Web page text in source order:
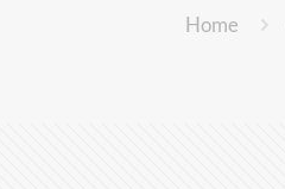
Home